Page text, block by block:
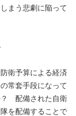
まう悲劇に陥って
衛予算による経済
常套手段になって
？ 配備された自衛
を配備することで